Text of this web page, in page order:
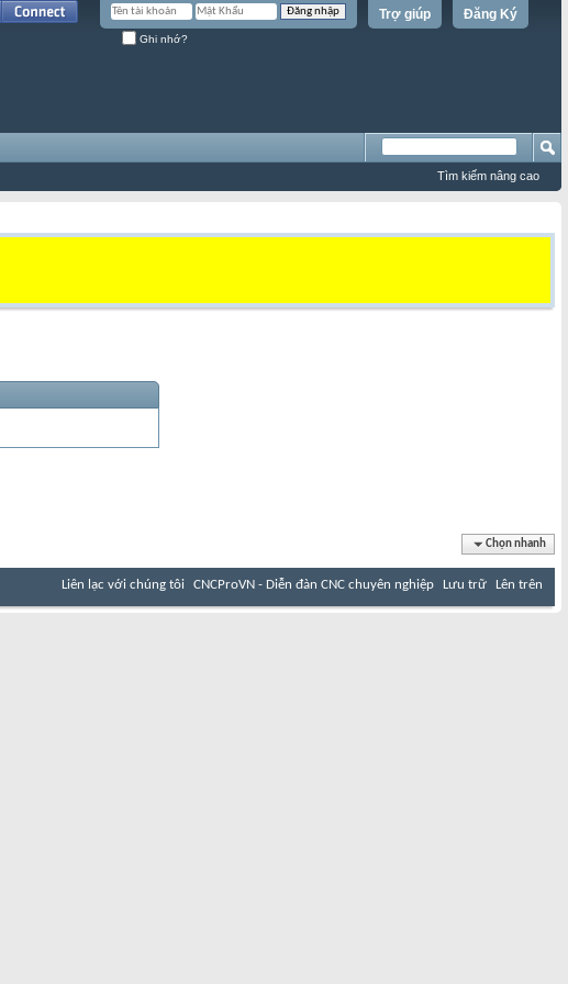
Đăng Ký
Trợ giúp
Ghi nhớ?
Tìm kiếm nâng cao
Chọn nhanh
Liên lạc với chúng tôi CNCProVN - Diễn đàn CNC chuyên nghiệp Lưu trữ Lên trên